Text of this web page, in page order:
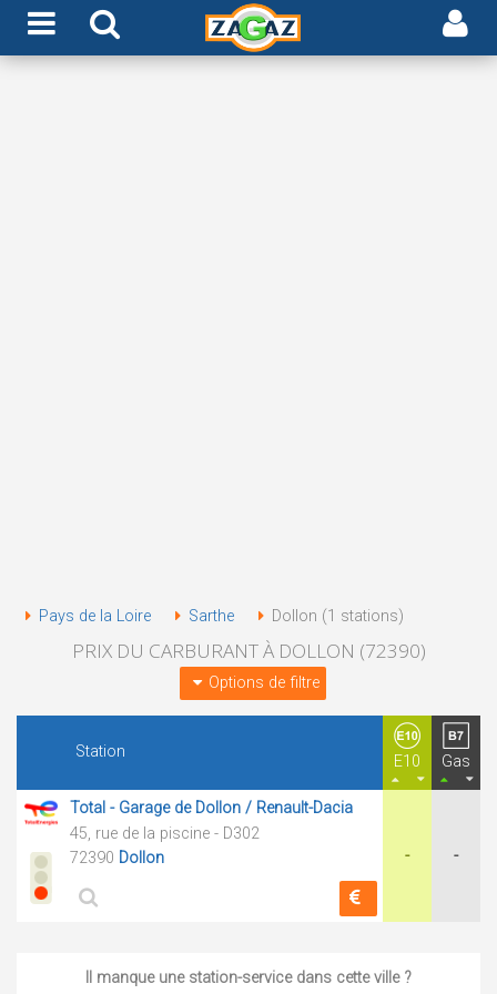
Pays de la Loire Sarthe Dollon (1 stations)
PRIX DU CARBURANT À DOLLON (72390)
Options de filtre
Station
E10 Gas
Total - Garage de Dollon / Renault-Dacia
45, rue de la piscine - D302
72390 Dollon - -
Il manque une station-service dans cette ville ?